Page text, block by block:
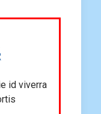
id viverra